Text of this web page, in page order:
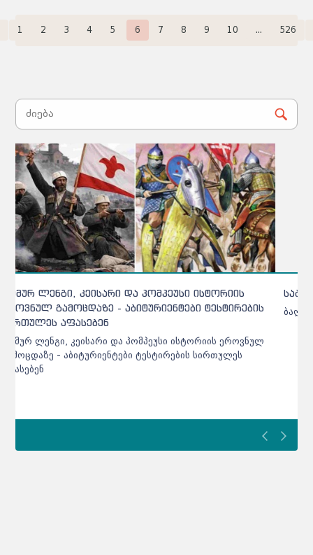
1 2 3 4 5 6 7 8 9 10 ... 526
საბავშვო ბაღებში რეგისტრაცია დაიწყო !
ბაღებში რეგისტრაცია დაიწყო !